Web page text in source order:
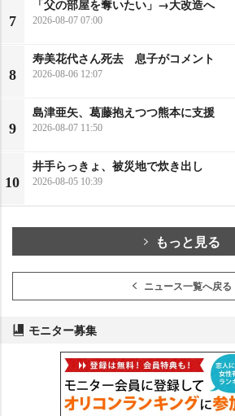
7
「父の部屋を奪いたい」→大改造へ
2026-08-07 07:00
8
寿美花代さん死去 息子がコメント
2026-08-06 12:07
9
島津亜矢、葛藤抱えつつ熊本に支援
2026-08-07 11:50
10
井手らっきょ、被災地で炊き出し
2026-08-05 10:39
もっと見る
ニュース一覧へ戻る
モニター募集